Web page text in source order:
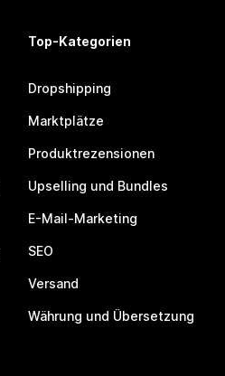
Top-Kategorien
Dropshipping
Marktplätze
Produktrezensionen
Upselling und Bundles
E-Mail-Marketing
SEO
Versand
Währung und Übersetzung